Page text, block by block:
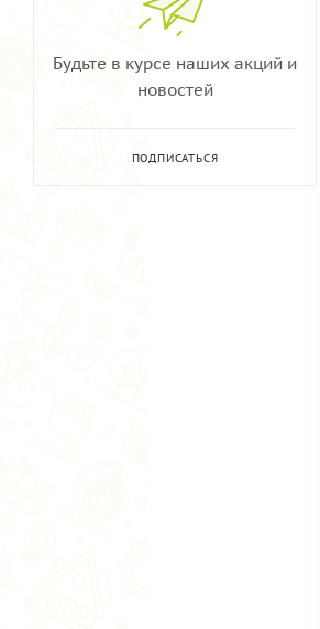
Будьте в курсе наших акций и
новостей
ПОДПИСАТЬСЯ